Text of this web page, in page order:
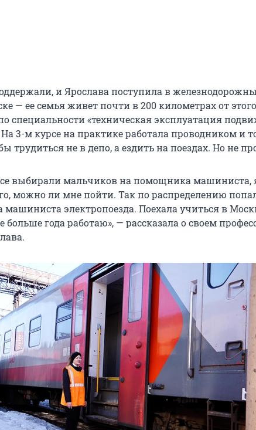
и Ярослава поступила в
— ее семья живет почти в 200 километрах от
специальности «техническая эксплуатация
На 3-м курсе на практике работала проводником и
трудиться не в депо, а ездить на поездах. Но не
выбирали мальчиков на помощника машиниста,
можно ли мне пойти. Так по распределению
электропоезда. Поехала учиться в
больше года работаю», — рассказала о своем